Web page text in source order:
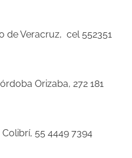
de Veracruz, cel 552351
Orizaba, 272 181
55 4449 7394